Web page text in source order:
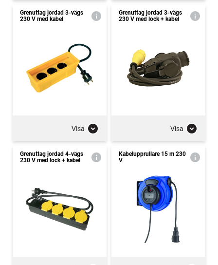
Grenuttag jordad 3-vägs
230 V med kabel
Visa
Grenuttag jordad 3-vägs
230 V med lock + kabel
Visa
Grenuttag jordad 4-vägs
230 V med lock + kabel
Kabelupprullare 15 m 230
V